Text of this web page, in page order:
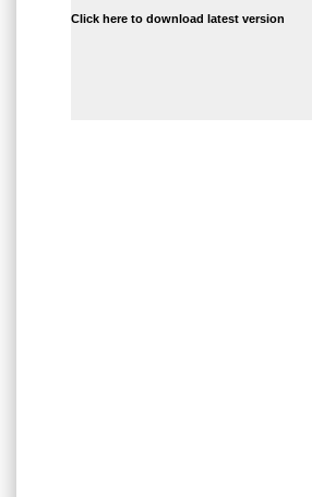
Click here to download latest version